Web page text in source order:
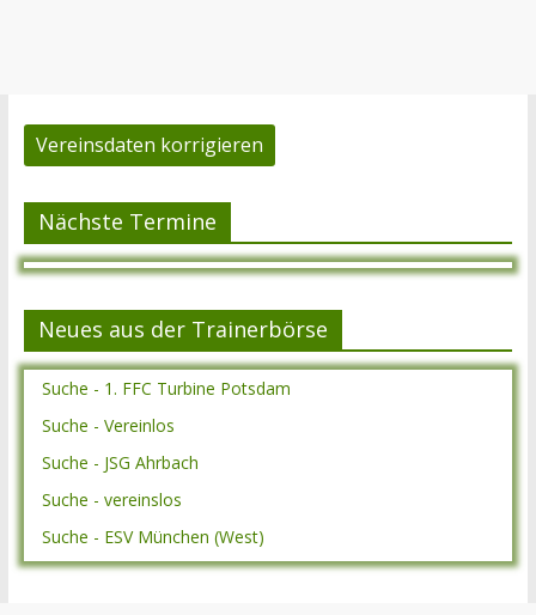
Vereinsdaten korrigieren
Nächste Termine
Neues aus der Trainerbörse
Suche - 1. FFC Turbine Potsdam
Suche - Vereinlos
Suche - JSG Ahrbach
Suche - vereinslos
Suche - ESV München (West)